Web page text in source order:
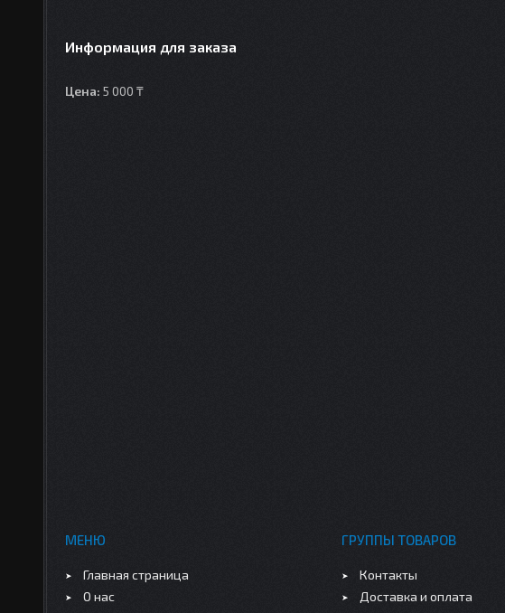
Информация для заказа
Цена: 5 000 ₸
МЕНЮ
Главная страница
О нас
ГРУППЫ ТОВАРОВ
Контакты
Доставка и оплата